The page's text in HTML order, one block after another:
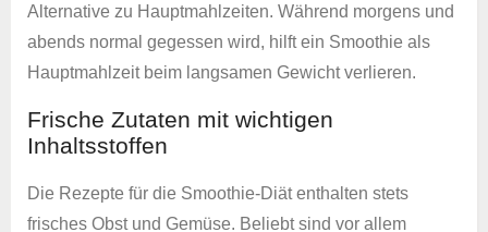
Alternative zu Hauptmahlzeiten. Während morgens und
abends normal gegessen wird, hilft ein Smoothie als
Hauptmahlzeit beim langsamen Gewicht verlieren.
Frische Zutaten mit wichtigen
Inhaltsstoffen
Die Rezepte für die Smoothie-Diät enthalten stets
frisches Obst und Gemüse. Beliebt sind vor allem